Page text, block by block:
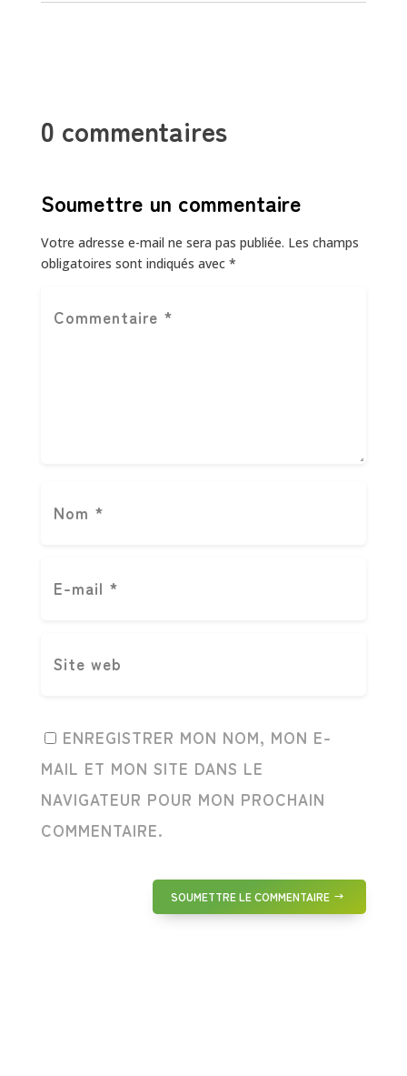
0 commentaires
Soumettre un commentaire
Votre adresse e-mail ne sera pas publiée. Les champs
obligatoires sont indiqués avec *
ENREGISTRER MON NOM, MON E-
MAIL ET MON SITE DANS LE
NAVIGATEUR POUR MON PROCHAIN
COMMENTAIRE.
SOUMETTRE LE COMMENTAIRE